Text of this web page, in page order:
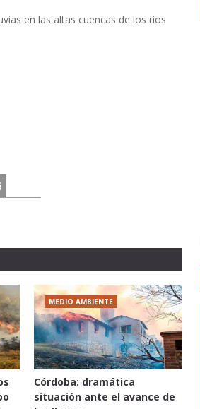
en las altas cuencas de los ríos
MEDIO AMBIENTE
Córdoba: dramática
situación ante el avance de